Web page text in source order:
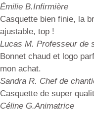
Émilie B.Infirmière
Casquette bien finie, la
ajustable, top !
Lucas M. Professeur de
Bonnet chaud et logo
mon achat.
Sandra R. Chef de
Casquette de super
Céline G.Animatrice